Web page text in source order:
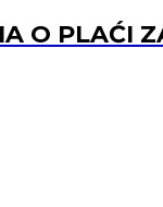
O PLAĆI